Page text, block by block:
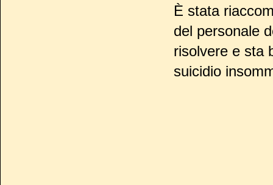
È stata
del personale
risolvere e sta
suicidio